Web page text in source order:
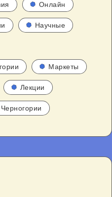
Онлайн
Научные
Маркеты
Лекции